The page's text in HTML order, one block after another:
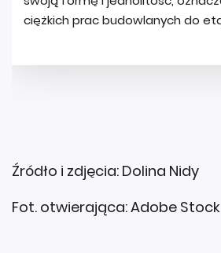
Źródło i zdjęcia: Dolina Nidy
Fot. otwierająca: Adobe Stock